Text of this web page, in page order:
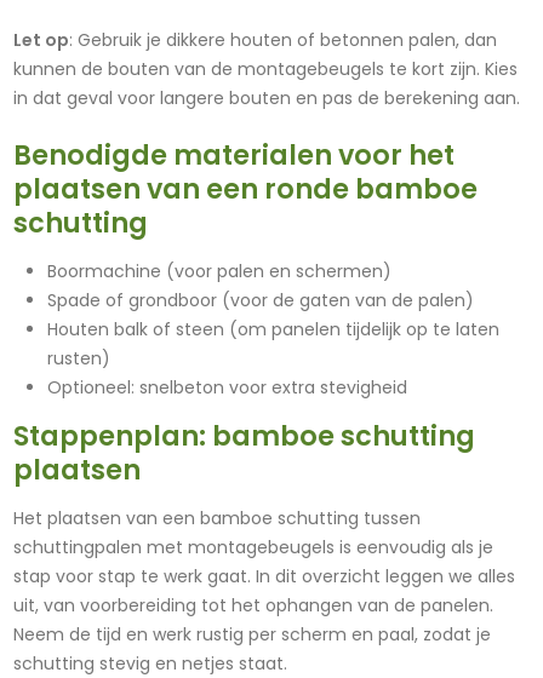
Let op: Gebruik je dikkere houten of betonnen palen, dan
kunnen de bouten van de montagebeugels te kort zijn. Kies
in dat geval voor langere bouten en pas de berekening aan.
Benodigde materialen voor het
plaatsen van een ronde bamboe
schutting
Boormachine (voor palen en schermen)
Spade of grondboor (voor de gaten van de palen)
Houten balk of steen (om panelen tijdelijk op te laten
rusten)
Optioneel: snelbeton voor extra stevigheid
Stappenplan: bamboe schutting
plaatsen
Het plaatsen van een bamboe schutting tussen
schuttingpalen met montagebeugels is eenvoudig als je
stap voor stap te werk gaat. In dit overzicht leggen we alles
uit, van voorbereiding tot het ophangen van de panelen.
Neem de tijd en werk rustig per scherm en paal, zodat je
schutting stevig en netjes staat.